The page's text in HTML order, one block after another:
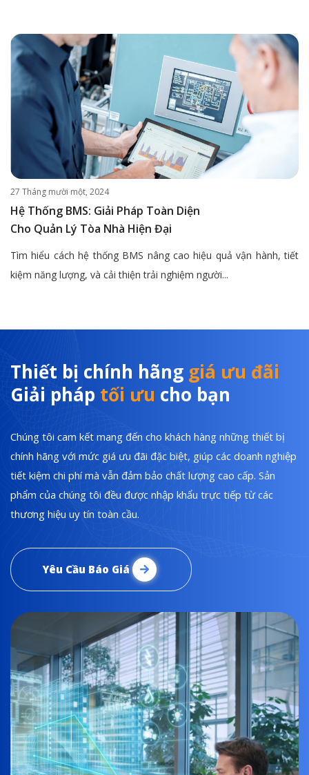
27 Tháng mười một, 2024
Hệ Thống BMS: Giải Pháp Toàn Diện
Cho Quản Lý Tòa Nhà Hiện Đại
Tìm hiểu cách hệ thống BMS nâng cao hiệu quả vận hành, tiết
kiệm năng lượng, và cải thiện trải nghiệm người...
Thiết bị chính hãng giá ưu đãi
Giải pháp tối ưu cho bạn
Chúng tôi cam kết mang đến cho khách hàng những thiết bị
chính hãng với mức giá ưu đãi đặc biệt, giúp các doanh nghiệp
tiết kiệm chi phí mà vẫn đảm bảo chất lượng cao cấp. Sản
phẩm của chúng tôi đều được nhập khẩu trực tiếp từ các
thương hiệu uy tín toàn cầu.
Yêu Cầu Báo Giá